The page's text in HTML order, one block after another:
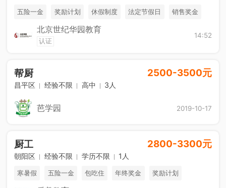
五险一金 奖励计划 休假制度 法定节假日 销售奖金
免费进修 海外游学 综合补贴
北京世纪华园教育
认证
14:52
帮厨 2500-3500元
昌平区 经验不限 高中 3人
芭学园 2019-10-17
厨工 2800-3300元
朝阳区 经验不限 学历不限 1人
寒暑假 五险一金 包吃住 年终奖金 奖励计划